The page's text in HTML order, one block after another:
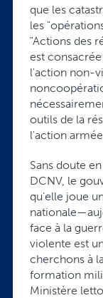
que les
les
"Actions des
est consacrée
l'action non-
outils de la
l'action
Sans doute
DCNV, le
qu’elle joue
face à la
violente est
cherchons à
formation
Ministère